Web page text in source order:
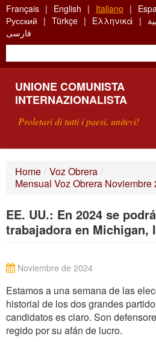
Skip
to
main
content
Français English Italiano
Русский
Türkçe Ελληνικά
فارسی
UNIONE COMUNISTA
INTERNAZIONALISTA
Proletari di tutti i paesi, unitevi!
COS'È L'UCI ?
RICERCA
SCRIVETECI
Home / Voz Obrera /
Mensual Voz Obrera Noviembre
EE. UU.: En 2024 se
trabajadora en
Noviembre de 2024
Estamos a una semana de las
historial de los dos grandes
candidatos es claro. Son
regido por su afán de lucro.